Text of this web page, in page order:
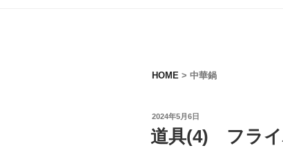
HOME > 中華鍋
投
稿
日:
2024年5月6日
道具(4) フラ